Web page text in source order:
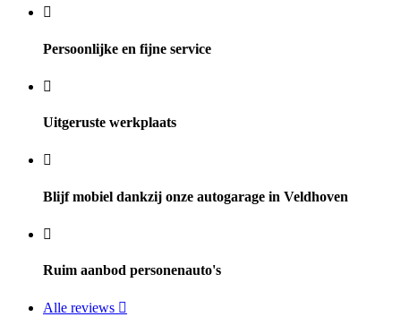
Persoonlijke en fijne service
Uitgeruste werkplaats
Blijf mobiel dankzij onze autogarage in Veldhoven
Ruim aanbod personenauto's
Alle reviews